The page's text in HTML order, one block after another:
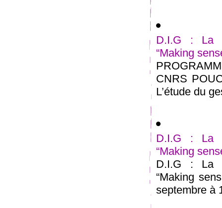
D.I.G : La
“Making
CNRS
L’étude du
D.I.G : La
“Making
D.I.G : La
“Making
septembre à